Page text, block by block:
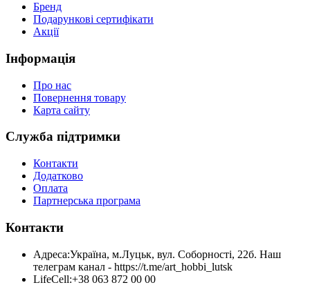
Бренд
Подарункові сертифікати
Акції
Інформація
Про нас
Повернення товару
Карта сайту
Служба підтримки
Контакти
Додатково
Оплата
Партнерська програма
Контакти
Адреса:Україна, м.Луцьк, вул. Соборності, 22б. Наш
телеграм канал - https://t.me/art_hobbi_lutsk
LifeCell:+38 063 872 00 00